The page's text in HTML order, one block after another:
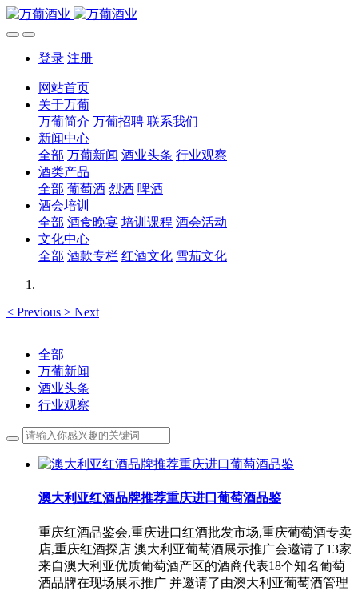
登录 注册
网站首页
关于万葡
万葡简介 万葡招聘 联系我们
新闻中心
全部 万葡新闻 酒业头条 行业观察
酒类产品
全部 葡萄酒 烈酒 啤酒
酒会培训
全部 酒食晚宴 培训课程 酒会活动
文化中心
全部 酒款专栏 红酒文化 雪茄文化
< Previous > Next
全部
万葡新闻
酒业头条
行业观察
澳大利亚红酒品牌推荐重庆进口葡萄酒品鉴
重庆红酒品鉴会,重庆进口红酒批发市场,重庆葡萄酒专卖
店,重庆红酒探店 澳大利亚葡萄酒展示推广会邀请了13家
来自澳大利亚优质葡萄酒产区的酒商代表18个知名葡萄
酒品牌在现场展示推广 并邀请了由澳大利亚葡萄酒管理